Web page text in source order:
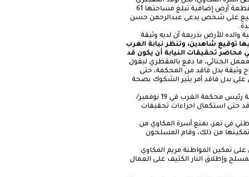
أحمد ومحمد سلطان ومعهما جماعة مسلحة يقودها شخص يدعى رامي الخليدي قاموا بنهب قطعة أرض إضافية تبلغ مساحتها 61
على شخص يدعى عبدالرحمن حسن
للأرض بذريعة أن لديه وثيقة
توقيع شاهدين، وتنظر نيابة الغرب
محاضر تحقيقات النيابة أن يكون قد
الجنائي، ما دفع بالمقطري ليقول
وثيقة بدل فاقد من المحكمة، حتى
بدل فاقد أمر يثير الشكوك بصحة
من أجل الوصول إلى نتائج بما يتعلق بصحة الوثيقة وجهت خطاب من وكيل النيابة رئيس محكمة الغرب في 19 نوفمبر/
فاقد حتى استكمال اجراءات تحقيقات
في تعز، بمنع أسرة المكاوي من
تمكينها من ذلك، وقام المسلحون
على تمكين المواطنة مريم المكاوي
وإطلاق النار الكثيف على العمال